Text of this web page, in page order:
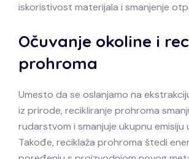
iskoristivost materijala i smanjenje
Očuvanje okoline i
prohroma
Umesto da se oslanjamo na
iz prirode, recikliranje prohroma
rudarstvom i smanjuje ukupnu emisiju
Takođe, reciklaža prohroma štedi